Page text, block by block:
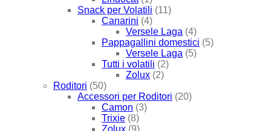
Snack per Volatili (11)
Canarini (4)
Versele Laga (4)
Pappagallini domestici (5)
Versele Laga (5)
Tutti i volatili (2)
Zolux (2)
Roditori (50)
Accessori per Roditori (20)
Camon (3)
Trixie (8)
Zolux (9)